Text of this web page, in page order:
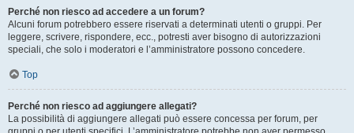
Perché non riesco ad accedere a un forum?
Alcuni forum potrebbero essere riservati a determinati utenti o gruppi. Per
leggere, scrivere, rispondere, ecc., potresti aver bisogno di autorizzazioni
speciali, che solo i moderatori e l’amministratore possono concedere.
Top
Perché non riesco ad aggiungere allegati?
La possibilità di aggiungere allegati può essere concessa per forum, per